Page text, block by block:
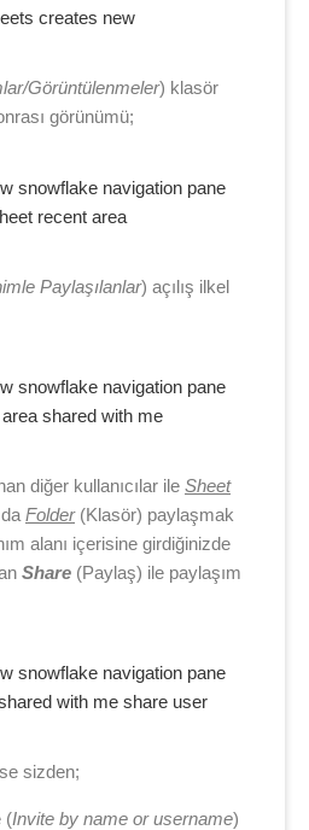
Görüntülenmeler) klasör
görünümü;
Paylaşılanlar) açılış ilkel
diğer kullanıcılar ile Sheet
Folder(Klasör) paylaşmak
alanı içerisine girdiğinizde
Share (Paylaş) ile paylaşım
sizden;
(Invite by name or username)